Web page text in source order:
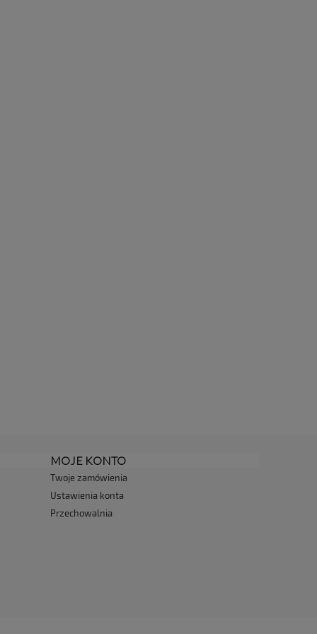
MOJE KONTO
Twoje zamówienia
Ustawienia konta
Przechowalnia